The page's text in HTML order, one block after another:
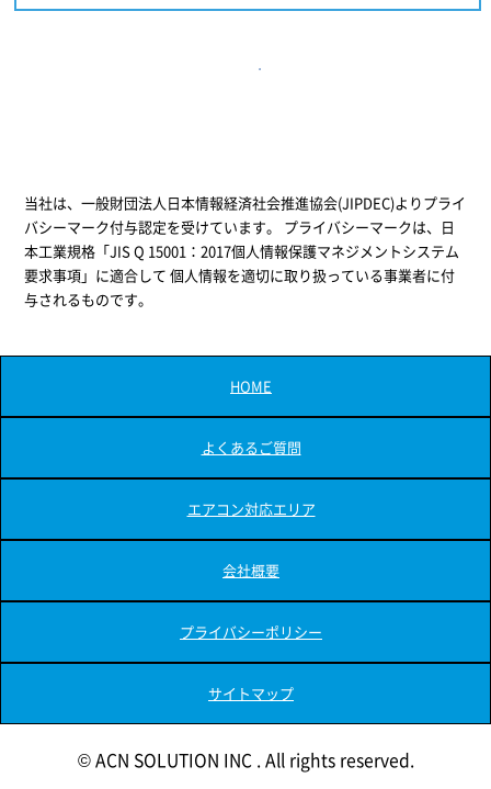
当社は、一般財団法人日本情報経済社会推進協会(JIPDEC)よりプライ
バシーマーク付与認定を受けています。 プライバシーマークは、日
本工業規格「JIS Q 15001：2017個人情報保護マネジメントシステム
要求事項」に適合して 個人情報を適切に取り扱っている事業者に付
与されるものです。
HOME
よくあるご質問
エアコン対応エリア
会社概要
プライバシーポリシー
サイトマップ
© ACN SOLUTION INC . All rights reserved.